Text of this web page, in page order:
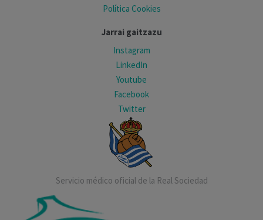
Política Cookies
Jarrai gaitzazu
Instagram
LinkedIn
Youtube
Facebook
Twitter
Servicio médico oficial de la Real Sociedad